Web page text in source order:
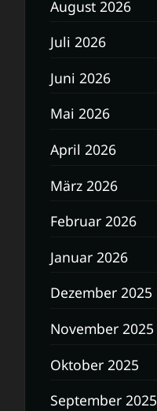
August 2026
Juli 2026
Juni 2026
Mai 2026
April 2026
März 2026
Februar 2026
Januar 2026
Dezember 2025
November 2025
Oktober 2025
September 2025